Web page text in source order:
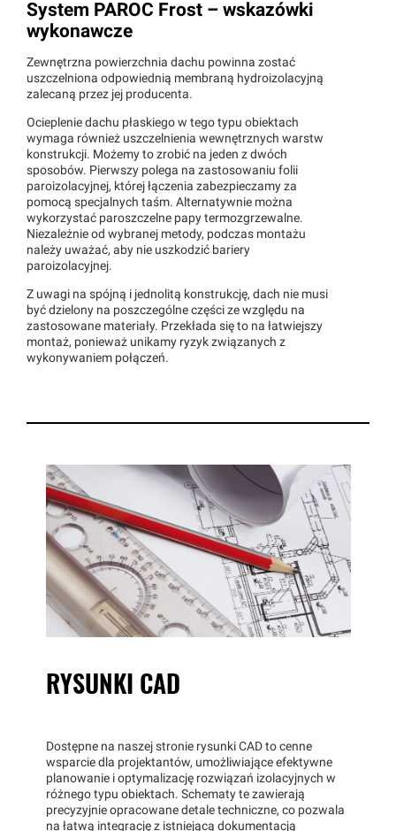
System PAROC Frost – wskazówki
wykonawcze
Zewnętrzna powierzchnia dachu powinna zostać
uszczelniona odpowiednią membraną hydroizolacyjną
zalecaną przez jej producenta.
Ocieplenie dachu płaskiego w tego typu obiektach
wymaga również uszczelnienia wewnętrznych warstw
konstrukcji. Możemy to zrobić na jeden z dwóch
sposobów. Pierwszy polega na zastosowaniu folii
paroizolacyjnej, której łączenia zabezpieczamy za
pomocą specjalnych taśm. Alternatywnie można
wykorzystać paroszczelne papy termozgrzewalne.
Niezależnie od wybranej metody, podczas montażu
należy uważać, aby nie uszkodzić bariery
paroizolacyjnej.
Z uwagi na spójną i jednolitą konstrukcję, dach nie musi
być dzielony na poszczególne części ze względu na
zastosowane materiały. Przekłada się to na łatwiejszy
montaż, ponieważ unikamy ryzyk związanych z
wykonywaniem połączeń.
RYSUNKI CAD
Dostępne na naszej stronie rysunki CAD to cenne
wsparcie dla projektantów, umożliwiające efektywne
planowanie i optymalizację rozwiązań izolacyjnych w
różnego typu obiektach. Schematy te zawierają
precyzyjnie opracowane detale techniczne, co pozwala
na łatwą integrację z istniejącą dokumentacją